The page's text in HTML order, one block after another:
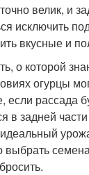
велик, и
исключить
вкусные и
о которой
огурцы
если рассада
в задней
выбрать